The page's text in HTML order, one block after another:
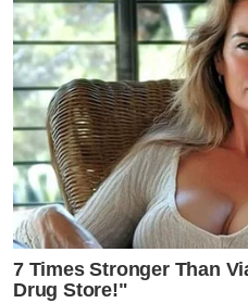
7 Times Stronger Than
Drug Store!"